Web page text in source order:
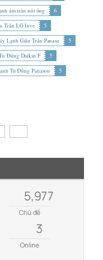
âm trần nối ống
6
Trần LG Inve
5
Lạnh Giấu Trần Panaso
5
Đứng Daikin F
5
Tủ Đứng Panason 5
5,977
Chủ đề
3
Online